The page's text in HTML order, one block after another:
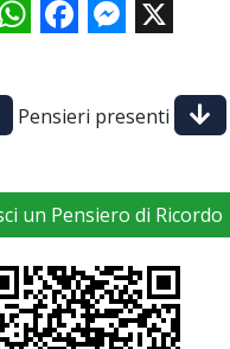
WhatsAppFacebookMessenger
X
Pensieri presenti
un Pensiero di Ricordo